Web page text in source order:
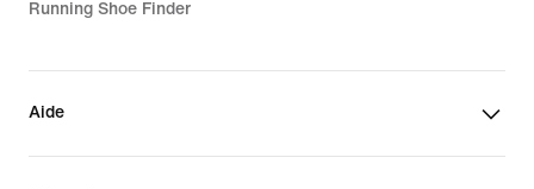
Running Shoe Finder
Aide